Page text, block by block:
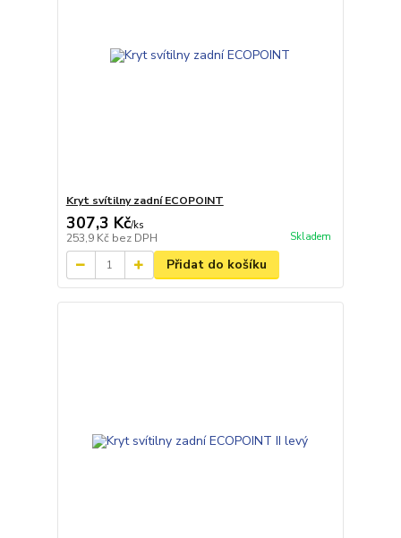
Kryt svítilny zadní ECOPOINT
307,3 Kč/ks
253,9 Kč bez DPH Skladem
Přidat do košíku